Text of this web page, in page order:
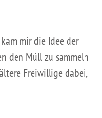
mir die Idee der
den Müll zu sammeln
Freiwillige dabei,